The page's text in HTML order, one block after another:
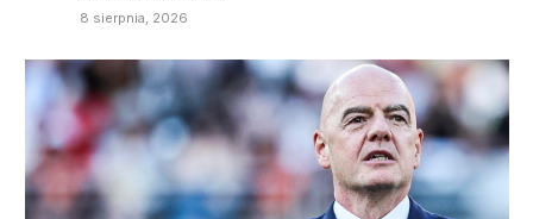
8 sierpnia, 2026